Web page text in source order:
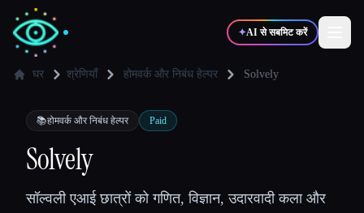
✦AI से सबमिट करें
✍️लेखक
💻
घर श्रेणियाँ होमवर्क और निबंध हेल्पर Solvely
📚होमवर्क और निबंध हेल्पर Paid
Solvely
सॉल्वली एआई छात्रों को गणित, विज्ञान, उदारवादी कला और